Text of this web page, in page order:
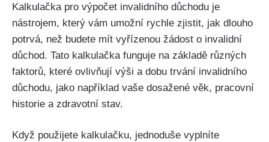
Kalkulačka pro výpočet invalidního důchodu je
nástrojem, který vám umožní rychle zjistit, jak dlouho
potrvá, než budete mít vyřízenou žádost o invalidní
důchod. Tato kalkulačka funguje na základě různých
faktorů, které ovlivňují výši a dobu trvání invalidního
důchodu, jako například vaše dosažené věk, pracovní
historie a zdravotní stav.
Když použijete kalkulačku, jednoduše vyplníte